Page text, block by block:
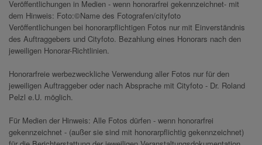
Veröffentlichungen in Medien - wenn honorarfrei gekennzeichnet- mit
dem Hinweis: Foto:©Name des Fotografen/cityfoto
Veröffentlichungen bei honorarpflichtigen Fotos nur mit Einverständnis
des Auftraggebers und Cityfoto. Bezahlung eines Honorars nach den
jeweiligen Honorar-Richtlinien.
Honorarfreie werbezweckliche Verwendung aller Fotos nur für den
jeweiligen Auftraggeber oder nach Absprache mit Cityfoto - Dr. Roland
Pelzl e.U. möglich.
Für Medien der Hinweis: Alle Fotos dürfen - wenn honorarfrei
gekennzeichnet - (außer sie sind mit honorarpflichtig gekennzeichnet)